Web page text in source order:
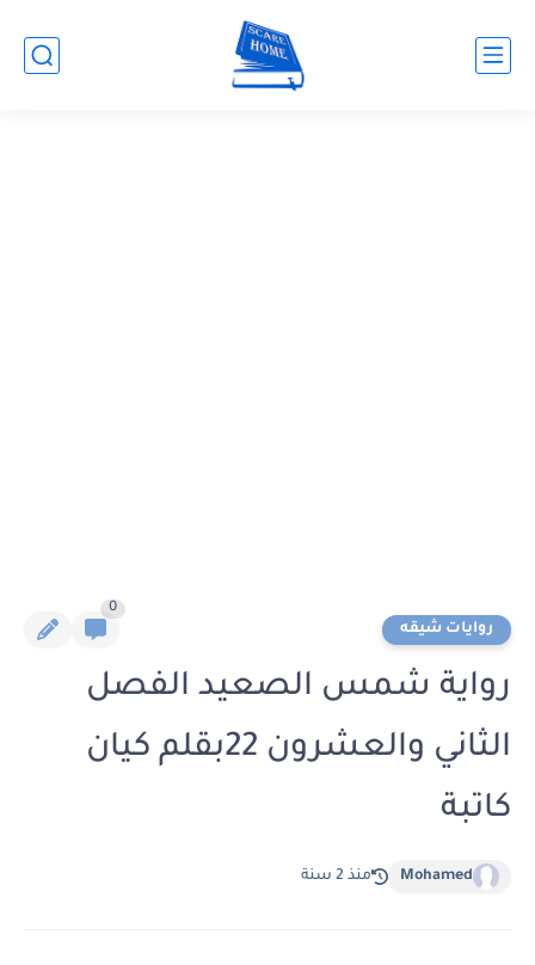
روايات شيقه
0
رواية شمس الصعيد الفصل
الثاني والعشرون 22بقلم كيان
كاتبة
Mohamed منذ 2 سنة